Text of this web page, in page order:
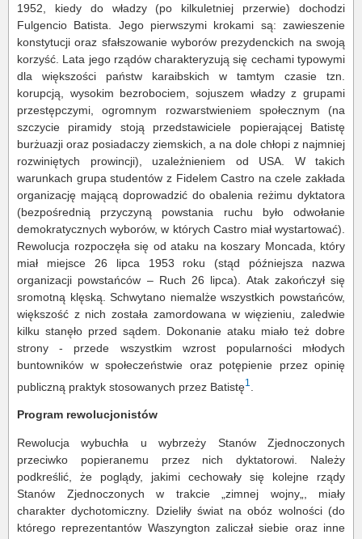
1952, kiedy do władzy (po kilkuletniej przerwie) dochodzi
Fulgencio Batista. Jego pierwszymi krokami są: zawieszenie
konstytucji oraz sfałszowanie wyborów prezydenckich na swoją
korzyść. Lata jego rządów charakteryzują się cechami typowymi
dla większości państw karaibskich w tamtym czasie tzn.
korupcją, wysokim bezrobociem, sojuszem władzy z grupami
przestępczymi, ogromnym rozwarstwieniem społecznym (na
szczycie piramidy stoją przedstawiciele popierającej Batistę
burżuazji oraz posiadaczy ziemskich, a na dole chłopi z najmniej
rozwiniętych prowincji), uzależnieniem od USA. W takich
warunkach grupa studentów z Fidelem Castro na czele zakłada
organizację mającą doprowadzić do obalenia reżimu dyktatora
(bezpośrednią przyczyną powstania ruchu było odwołanie
demokratycznych wyborów, w których Castro miał wystartować).
Rewolucja rozpoczęła się od ataku na koszary Moncada, który
miał miejsce 26 lipca 1953 roku (stąd późniejsza nazwa
organizacji powstańców – Ruch 26 lipca). Atak zakończył się
sromotną klęską. Schwytano niemalże wszystkich powstańców,
większość z nich została zamordowana w więzieniu, zaledwie
kilku stanęło przed sądem. Dokonanie ataku miało też dobre
strony - przede wszystkim wzrost popularności młodych
buntowników w społeczeństwie oraz potępienie przez opinię
publiczną praktyk stosowanych przez Batistę1
Program rewolucjonistów
Rewolucja wybuchła u wybrzeży Stanów Zjednoczonych
przeciwko popieranemu przez nich dyktatorowi. Należy
podkreślić, że poglądy, jakimi cechowały się kolejne rządy
Stanów Zjednoczonych w trakcie „zimnej wojny„, miały
charakter dychotomiczny. Dzieliły świat na obóz wolności (do
którego reprezentantów Waszyngton zaliczał siebie oraz inne